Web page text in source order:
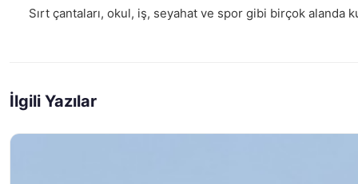
Sırt çantaları, okul, iş, seyahat ve spor gibi birçok alanda
İlgili Yazılar